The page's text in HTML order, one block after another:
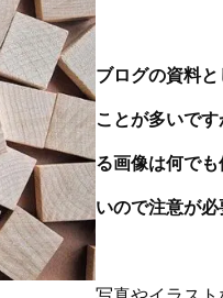
ブログの資料
ことが多いで
る画像は何で
いので注意が必